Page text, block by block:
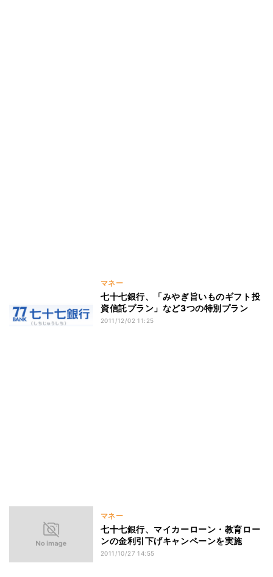
マネー
七十七銀行、「みやぎ旨いものギフト投
資信託プラン」など3つの特別プラン
2011/12/02 11:25
マネー
七十七銀行、マイカーローン・教育ロー
ンの金利引下げキャンペーンを実施
2011/10/27 14:55